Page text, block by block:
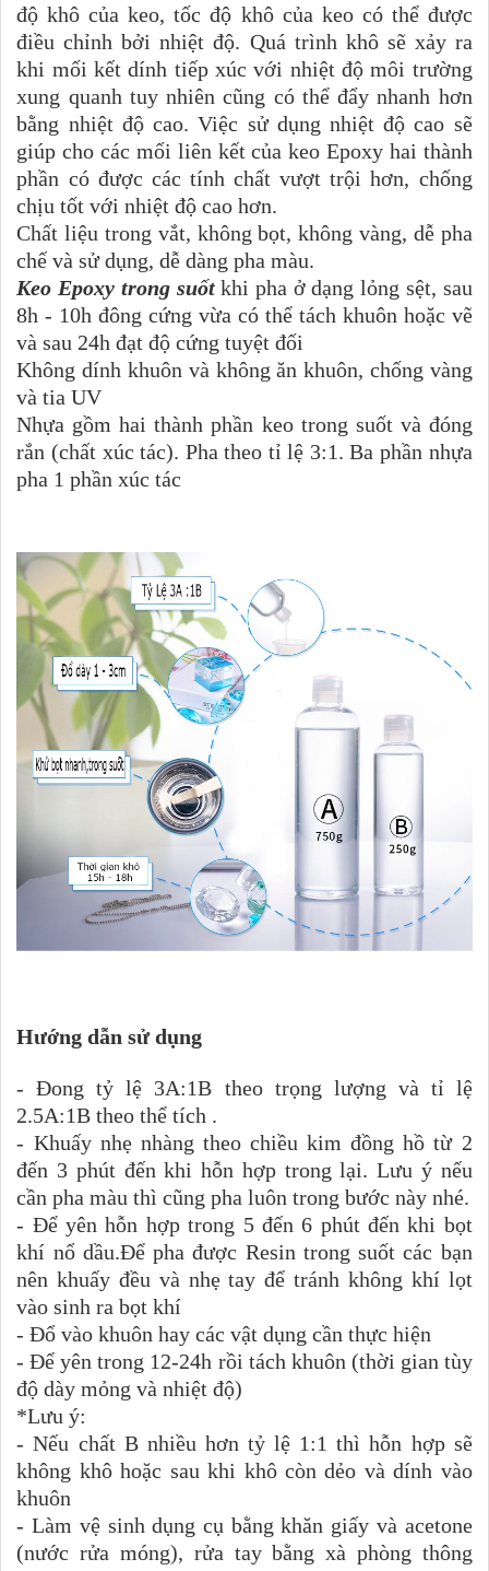
độ khô của keo, tốc độ khô của keo có thể được
điều chỉnh bởi nhiệt độ. Quá trình khô sẽ xảy ra
khi mối kết dính tiếp xúc với nhiệt độ môi trường
xung quanh tuy nhiên cũng có thể đẩy nhanh hơn
bằng nhiệt độ cao. Việc sử dụng nhiệt độ cao sẽ
giúp cho các mối liên kết của keo Epoxy hai thành
phần có được các tính chất vượt trội hơn, chống
chịu tốt với nhiệt độ cao hơn.
Chất liệu trong vắt, không bọt, không vàng, dễ pha
chế và sử dụng, dễ dàng pha màu.
Keo Epoxy trong suốtkhi pha ở dạng lỏng sệt, sau
8h - 10h đông cứng vừa có thể tách khuôn hoặc vẽ
và sau 24h đạt độ cứng tuyệt đối
Không dính khuôn và không ăn khuôn, chống vàng
và tia UV
Nhựa gồm hai thành phần keo trong suốt và đóng
rắn (chất xúc tác). Pha theo tỉ lệ 3:1. Ba phần nhựa
pha 1 phần xúc tác
Hướng dẫn sử dụng
- Đong tỷ lệ 3A:1B theo trọng lượng và tỉ lệ
2.5A:1B theo thể tích .
- Khuấy nhẹ nhàng theo chiều kim đồng hồ từ 2
đến 3 phút đến khi hỗn hợp trong lại. Lưu ý nếu
cần pha màu thì cũng pha luôn trong bước này nhé.
- Để yên hỗn hợp trong 5 đến 6 phút đến khi bọt
khí nổ dầu.Để pha được Resin trong suốt các bạn
nên khuấy đều và nhẹ tay để tránh không khí lọt
vào sinh ra bọt khí
- Đổ vào khuôn hay các vật dụng cần thực hiện
- Để yên trong 12-24h rồi tách khuôn (thời gian tùy
độ dày mỏng và nhiệt độ)
*Lưu ý:
- Nếu chất B nhiều hơn tỷ lệ 1:1 thì hỗn hợp sẽ
không khô hoặc sau khi khô còn dẻo và dính vào
khuôn
- Làm vệ sinh dụng cụ bằng khăn giấy và acetone
(nước rửa móng), rửa tay bằng xà phòng thông